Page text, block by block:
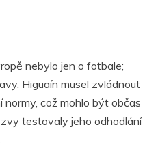
nebylo jen o fotbale;
Higuaín musel zvládnout
což mohlo být občas
testovaly jeho odhodlání